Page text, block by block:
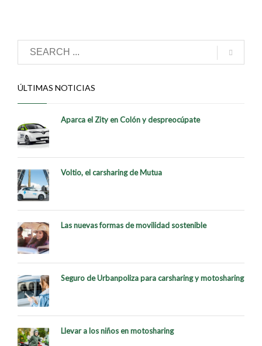
ÚLTIMAS NOTICIAS
Aparca el Zity en Colón y despreocúpate
Voltio, el carsharing de Mutua
Las nuevas formas de movilidad sostenible
Seguro de Urbanpoliza para carsharing y motosharing
Llevar a los niños en motosharing